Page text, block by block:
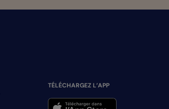
TÉLÉCHARGEZ L’APP